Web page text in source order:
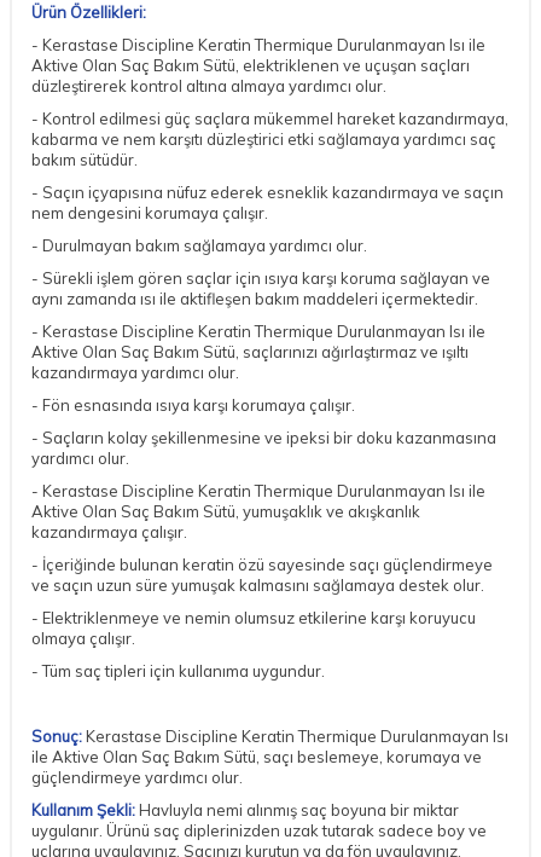
Ürün Özellikleri:
- Kerastase Discipline Keratin Thermique Durulanmayan Isı ile
Aktive Olan Saç Bakım Sütü, elektriklenen ve uçuşan saçları
düzleştirerek kontrol altına almaya yardımcı olur.
- Kontrol edilmesi güç saçlara mükemmel hareket kazandırmaya,
kabarma ve nem karşıtı düzleştirici etki sağlamaya yardımcı saç
bakım sütüdür.
- Saçın içyapısına nüfuz ederek esneklik kazandırmaya ve saçın
nem dengesini korumaya çalışır.
- Durulmayan bakım sağlamaya yardımcı olur.
- Sürekli işlem gören saçlar için ısıya karşı koruma sağlayan ve
aynı zamanda ısı ile aktifleşen bakım maddeleri içermektedir.
- Kerastase Discipline Keratin Thermique Durulanmayan Isı ile
Aktive Olan Saç Bakım Sütü, saçlarınızı ağırlaştırmaz ve ışıltı
kazandırmaya yardımcı olur.
- Fön esnasında ısıya karşı korumaya çalışır.
- Saçların kolay şekillenmesine ve ipeksi bir doku kazanmasına
yardımcı olur.
- Kerastase Discipline Keratin Thermique Durulanmayan Isı ile
Aktive Olan Saç Bakım Sütü, yumuşaklık ve akışkanlık
kazandırmaya çalışır.
- İçeriğinde bulunan keratin özü sayesinde saçı güçlendirmeye
ve saçın uzun süre yumuşak kalmasını sağlamaya destek olur.
- Elektriklenmeye ve nemin olumsuz etkilerine karşı koruyucu
olmaya çalışır.
- Tüm saç tipleri için kullanıma uygundur.
Sonuç:Kerastase Discipline Keratin Thermique Durulanmayan Isı
ile Aktive Olan Saç Bakım Sütü, saçı beslemeye, korumaya ve
güçlendirmeye yardımcı olur.
Kullanım Şekli:Havluyla nemi alınmış saç boyuna bir miktar
uygulanır. Ürünü saç diplerinizden uzak tutarak sadece boy ve
uçlarına uygulayınız. Saçınızı kurutun ya da fön uygulayınız.